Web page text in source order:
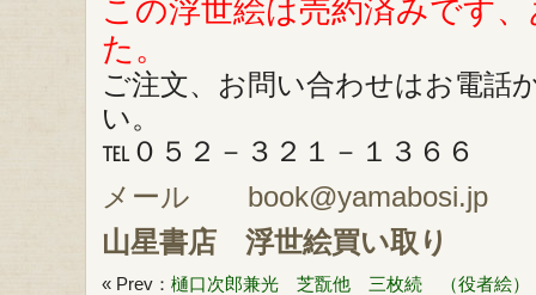
この浮世絵は売約済みです
た。
ご注文、お問い合わせはお電話
い。
℡０５２－３２１－１３６６
メール book@yamabosi.jp
山星書店
浮世絵買い取り
« Prev： 樋口次郎兼光 芝翫他 三枚続 （役者絵）